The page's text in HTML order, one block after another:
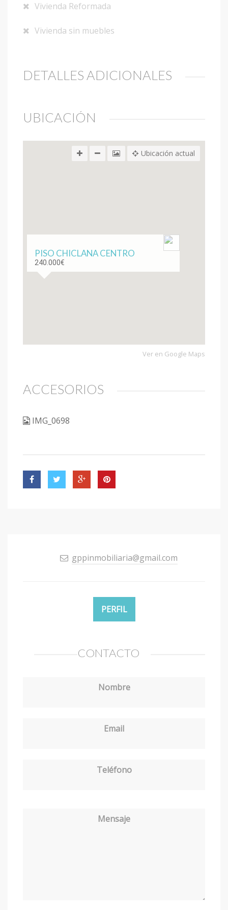
Vivienda Reformada
Vivienda sin muebles
DETALLES ADICIONALES
UBICACIÓN
PISO CHICLANA CENTRO
240.000€
Ubicación actual
Ver en Google Maps
ACCESORIOS
IMG_0698
gppinmobiliaria@gmail.com
PERFIL
CONTACTO
Nombre
Email
Teléfono
Mensaje